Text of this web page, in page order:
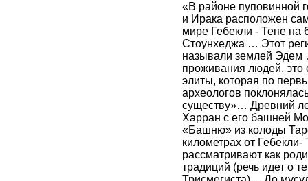
«В районе пуповинной
и Ирака расположен
мире Гебекли - Тепе на
Стоунхеджа … Этот
называли землей Эдем
проживания людей, это
элиты, которая по
археологов
существу»… Древний
Харран с его башней
«Башню» из колоды
километрах от
рассматривают как
традиций (речь идет о